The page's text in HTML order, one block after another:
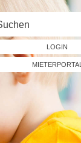
LOGIN
MIETERPORTAL